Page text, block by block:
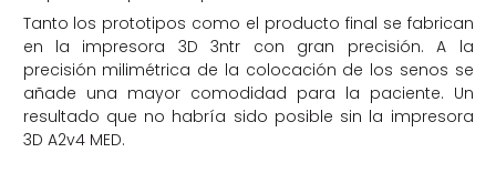
Tanto los prototipos como el producto final se fabrican
en la impresora 3D 3ntr con gran precisión. A la
precisión milimétrica de la colocación de los senos se
añade una mayor comodidad para la paciente. Un
resultado que no habría sido posible sin la impresora
3D A2v4 MED.